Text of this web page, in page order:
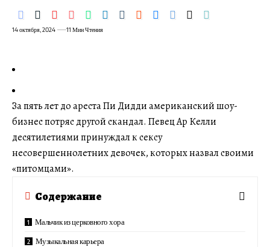
14 октября, 2024 11 Мин Чтения
За пять лет до ареста Пи Дидди американский шоу-
бизнес потряс другой скандал. Певец Ар Келли
десятилетиями принуждал к сексу
несовершеннолетних девочек, которых назвал своими
«питомцами».
Содержание
Мальчик из церковного хора
Музыкальная карьера